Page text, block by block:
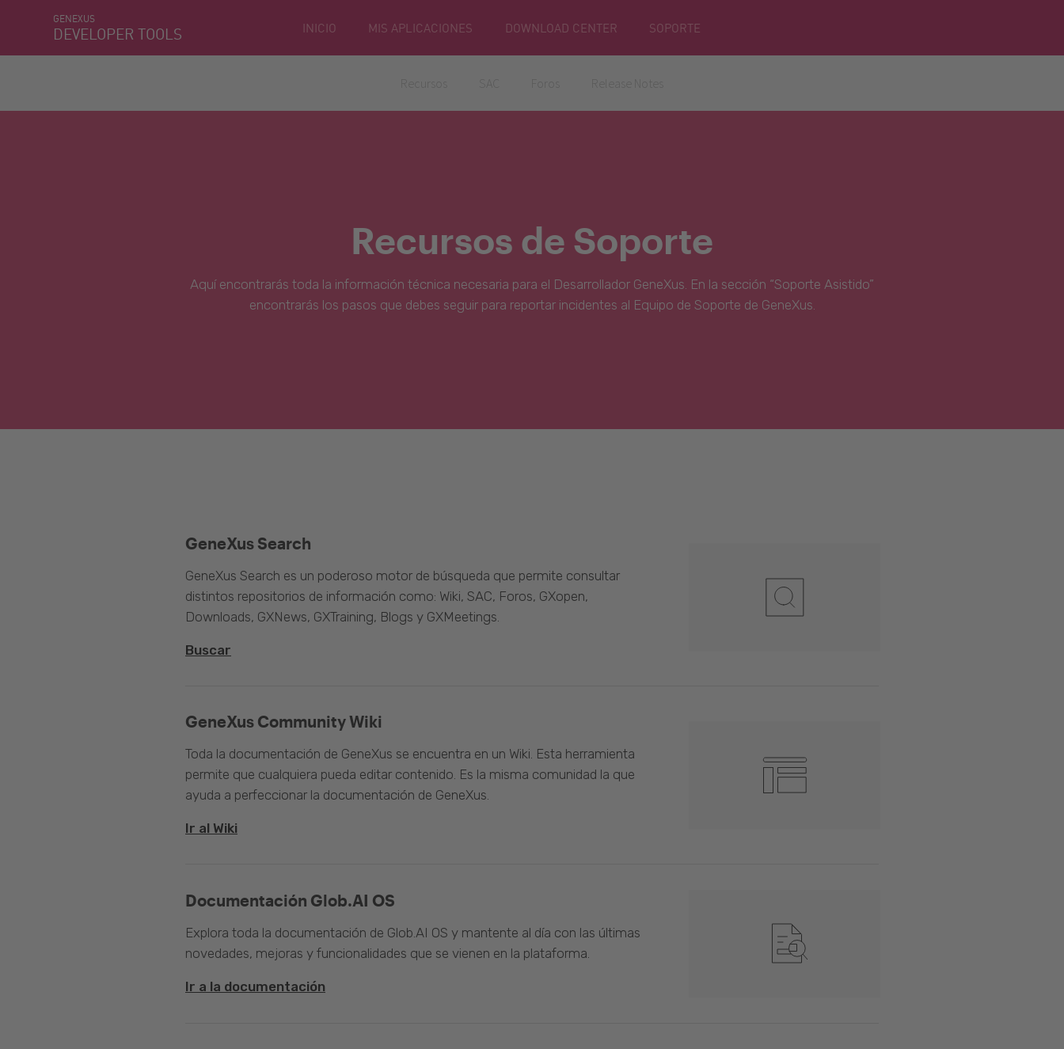
GENEXUS
DEVELOPER TOOLS INICIO MIS APLICACIONES DOWNLOAD CENTER SOPORTE
Recursos de Soporte
Aquí encontrarás toda la información técnica necesaria para el Desarrollador GeneXus. En la sección “Soporte Asistido”
encontrarás los pasos que debes seguir para reportar incidentes al Equipo de Soporte de GeneXus.
GeneXus Community Wiki
Toda la documentación de GeneXus se encuentra en un Wiki. Esta herramienta
permite que cualquiera pueda editar contenido. Es la misma comunidad la que
ayuda a perfeccionar la documentación de GeneXus.
Ir al Wiki
GeneXus Search
GeneXus Search es un poderoso motor de búsqueda que permite consultar
distintos repositorios de información como: Wiki, SAC, Foros, GXopen,
Downloads, GXNews, GXTraining, Blogs y GXMeetings.
Buscar
Documentación Glob.AI OS
Explora toda la documentación de Glob.AI OS y mantente al día con las últimas
novedades, mejoras y funcionalidades que se vienen en la plataforma.
Ir a la documentación